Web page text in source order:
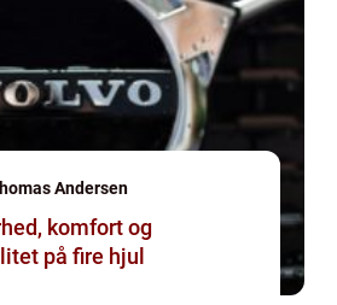
Andersen
komfort og
på fire hjul